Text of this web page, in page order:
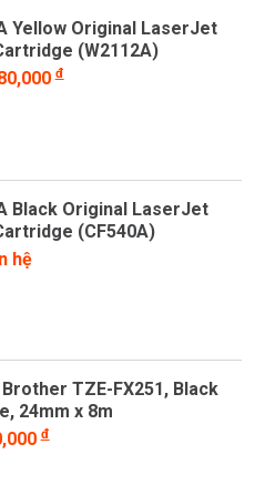
Yellow Original LaserJet
(W2112A)
đ
Black Original LaserJet
(CF540A)
hệ
Brother TZE-FX251, Black
24mm x 8m
đ